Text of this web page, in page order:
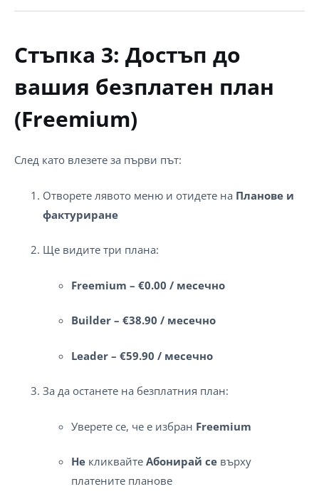
Стъпка 3: Достъп до
вашия безплатен план
(Freemium)
След като влезете за първи път:
Отворете лявото меню и отидете на Планове и
фактуриране
Ще видите три плана:
Freemium – €0.00 / месечно
Builder – €38.90 / месечно
Leader – €59.90 / месечно
За да останете на безплатния план:
Уверете се, че е избран Freemium
Не кликвайте Абонирай се върху
платените планове